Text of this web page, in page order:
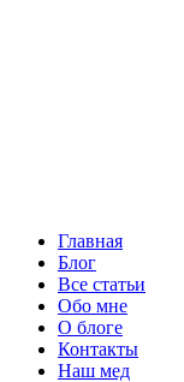
Главная
Блог
Все статьи
Обо мне
О блоге
Контакты
Наш мед